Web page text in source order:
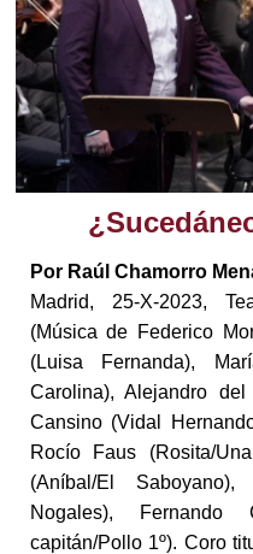
Por Raúl Chamorro
Madrid, 25-X-2023,
(Música de Federico
(Luisa Fernanda),
Carolina), Alejandro
Cansino (Vidal
Rocío Faus (Rosita/
(Aníbal/El
Nogales), Fernando
capitán/Pollo 1º). Coro